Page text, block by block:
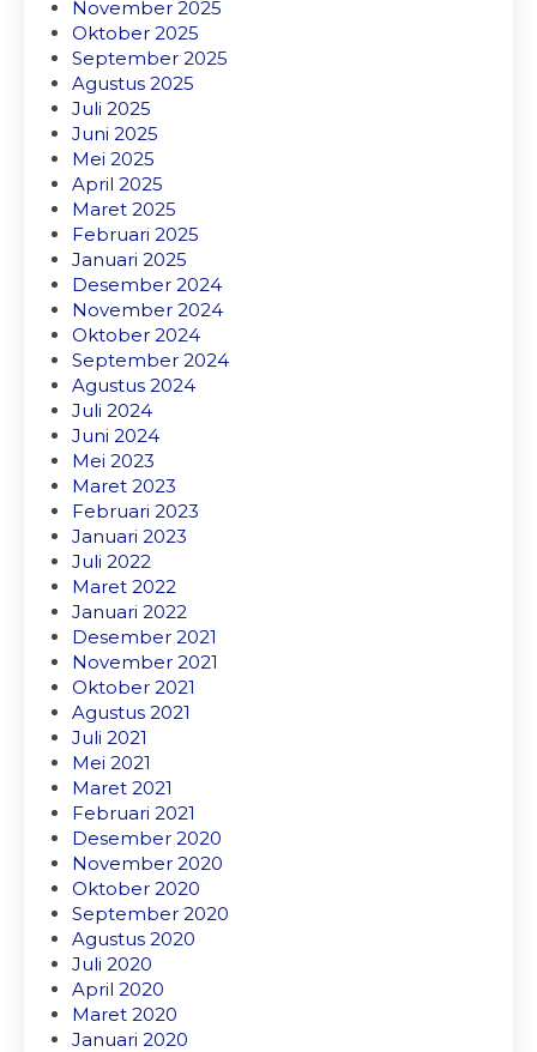
November 2025
Oktober 2025
September 2025
Agustus 2025
Juli 2025
Juni 2025
Mei 2025
April 2025
Maret 2025
Februari 2025
Januari 2025
Desember 2024
November 2024
Oktober 2024
September 2024
Agustus 2024
Juli 2024
Juni 2024
Mei 2023
Maret 2023
Februari 2023
Januari 2023
Juli 2022
Maret 2022
Januari 2022
Desember 2021
November 2021
Oktober 2021
Agustus 2021
Juli 2021
Mei 2021
Maret 2021
Februari 2021
Desember 2020
November 2020
Oktober 2020
September 2020
Agustus 2020
Juli 2020
April 2020
Maret 2020
Januari 2020